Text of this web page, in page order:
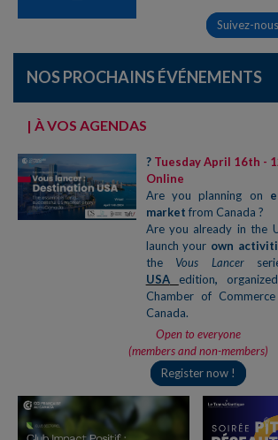
Suivez-
NOS PROCHAINS ÉVÉNEMENTS
| À VOS AGENDAS
? Tuesday April 16th -
Online
Are you planning on
market from Canada ?
Are you already in the
launch your own
the Vous Lancer
USA
edition,
Chamber of
Canada.
Open to everyone
(members and non-members)
Register now !